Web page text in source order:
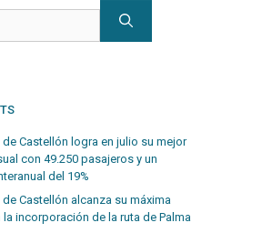
Castellón logra en julio su mejor
con 49.250 pasajeros y un
del 19%
Castellón alcanza su máxima
incorporación de la ruta de Palma